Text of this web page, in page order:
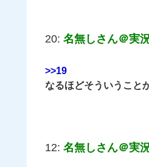
20: 名無しさん＠実
>>19
なるほどそういうこと
12: 名無しさん＠実